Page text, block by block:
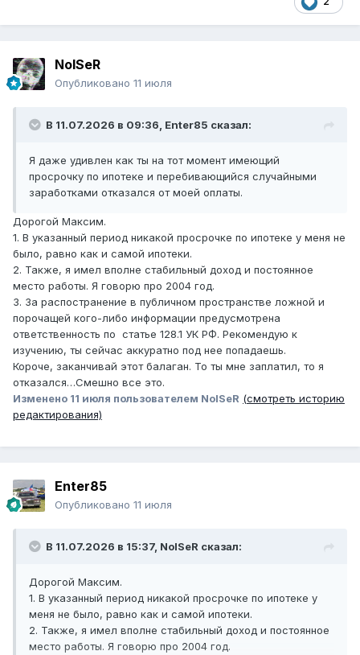
NoISeR
Опубликовано 11 июля
В 11.07.2026 в 09:36, Enter85 сказал:
Я даже удивлен как ты на тот момент имеющий
просрочку по ипотеке и перебивающийся случайными
заработками отказался от моей оплаты.
Дорогой Максим.
1. В указанный период никакой просрочке по ипотеке у меня не
было, равно как и самой ипотеки.
2. Также, я имел вполне стабильный доход и постоянное
место работы. Я говорю про 2004 год.
3. За распостранение в публичном пространстве ложной и
порочащей кого-либо информации предусмотрена
ответственность по статье 128.1 УК РФ. Рекомендую к
изучению, ты сейчас аккуратно под нее попадаешь.
Короче, заканчивай этот балаган. То ты мне заплатил, то я
отказался…Смешно все это.
Изменено 11 июля пользователем NoISeR (смотреть историю
редактирования)
Enter85
Опубликовано 11 июля
В 11.07.2026 в 15:37, NoISeR сказал:
Дорогой Максим.
1. В указанный период никакой просрочке по ипотеке у
меня не было, равно как и самой ипотеки.
2. Также, я имел вполне стабильный доход и постоянное
место работы. Я говорю про 2004 год.